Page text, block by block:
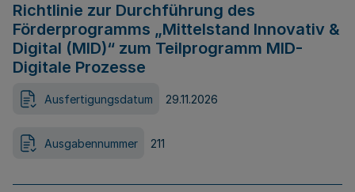
Richtlinie zur Durchführung des
Förderprogramms „Mittelstand Innovativ &
Digital (MID)“ zum Teilprogramm MID-
Digitale Prozesse
Ausfertigungsdatum 29.11.2026
Ausgabennummer 211